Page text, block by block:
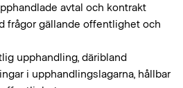
avtal och kontrakt
frågor gällande offentlighet och
upphandling, däribland
i upphandlingslagarna, hållbar